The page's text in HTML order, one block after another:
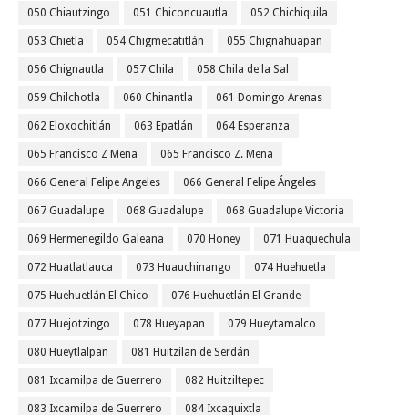
050 Chiautzingo 051 Chiconcuautla 052 Chichiquila
053 Chietla 054 Chigmecatitlán 055 Chignahuapan
056 Chignautla 057 Chila 058 Chila de la Sal
059 Chilchotla 060 Chinantla 061 Domingo Arenas
062 Eloxochitlán 063 Epatlán 064 Esperanza
065 Francisco Z Mena 065 Francisco Z. Mena
066 General Felipe Angeles 066 General Felipe Ángeles
067 Guadalupe 068 Guadalupe 068 Guadalupe Victoria
069 Hermenegildo Galeana 070 Honey 071 Huaquechula
072 Huatlatlauca 073 Huauchinango 074 Huehuetla
075 Huehuetlán El Chico 076 Huehuetlán El Grande
077 Huejotzingo 078 Hueyapan 079 Hueytamalco
080 Hueytlalpan 081 Huitzilan de Serdán
081 Ixcamilpa de Guerrero 082 Huitziltepec
083 Ixcamilpa de Guerrero 084 Ixcaquixtla